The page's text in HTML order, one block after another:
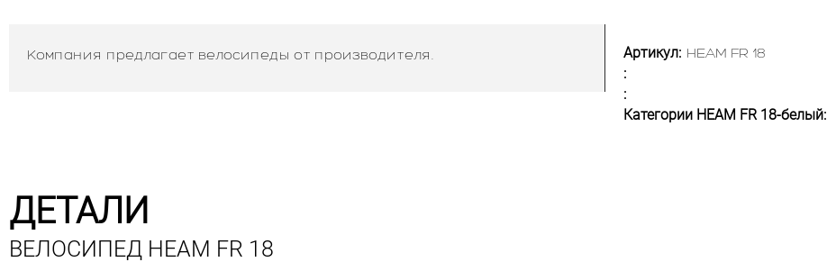
Компания предлагает велосипеды от производителя. Артикул: HEAM FR 18
:
:
Категории HEAM FR 18-белый:
ДЕТАЛИ
ВЕЛОСИПЕД HEAM FR 18